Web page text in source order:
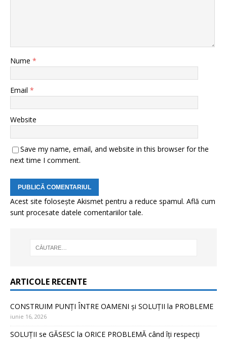
Nume *
Email *
Website
Save my name, email, and website in this browser for the
next time I comment.
Acest site folosește Akismet pentru a reduce spamul. Află cum
sunt procesate datele comentariilor tale.
ARTICOLE RECENTE
CONSTRUIM PUNȚI ÎNTRE OAMENI și SOLUȚII la PROBLEME
iunie 16, 2026
SOLUȚII se GĂSESC la ORICE PROBLEMĂ când îți respecți